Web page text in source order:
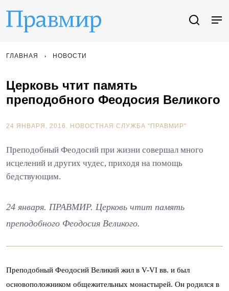
ГЛАВНАЯ НОВОСТИ
Церковь чтит память
преподобного Феодосия Великого
24 ЯНВАРЯ, 2016. НОВОСТНАЯ СЛУЖБА "ПРАВМИР"
Преподобный Феодосий при жизни совершал много
исцелений и других чудес, приходя на помощь
бедствующим.
24 января. ПРАВМИР. Церковь чтит память
преподобного Феодосия Великого.
Преподобный Феодосий Великий жил в V-VI вв. и был
основоположником общежительных монастырей. Он родился в